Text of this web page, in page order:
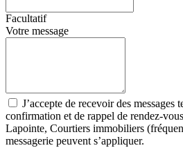
Facultatif
Votre message
J’accepte de recevoir des messages
confirmation et de rappel de rendez-
Lapointe, Courtiers immobiliers
messagerie peuvent s’appliquer.